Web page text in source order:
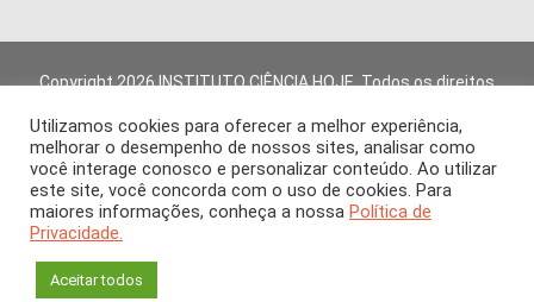
Copyright 2026 INSTITUTO CIÊNCIA HOJE. Todos os direitos
Os artigos publicados na revista refletem exclusivamente a
opinião de seus autores.
É proibida a reprodução, integral ou parcial, do conteúdo (imagens
e textos) sem prévia autorização.
Utilizamos cookies para oferecer a melhor experiência,
melhorar o desempenho de nossos sites, analisar como
você interage conosco e personalizar conteúdo. Ao utilizar
este site, você concorda com o uso de cookies. Para
maiores informações, conheça a nossa Política de
Privacidade.
Aceitar todos